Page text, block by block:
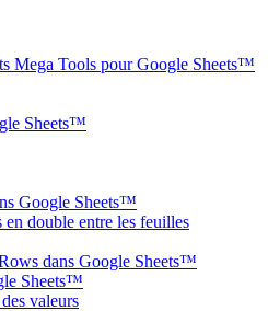
Mega Tools pour Google Sheets™
Sheets™
Google Sheets™
double entre les feuilles
dans Google Sheets™
Sheets™
valeurs